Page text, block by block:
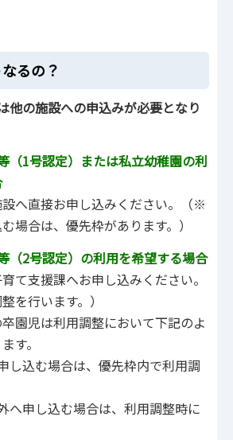
るの？
他の施設への申込みが必要となり
（1号認定）または私立幼稚園の利
へ直接お申し込みください。（※
場合は、優先枠があります。）
（2号認定）の利用を希望する場合
て支援課へお申し込みください。
を行います。）
園児は利用調整において下記のよ
す。
し込む場合は、優先枠内で利用調
へ申し込む場合は、利用調整時に